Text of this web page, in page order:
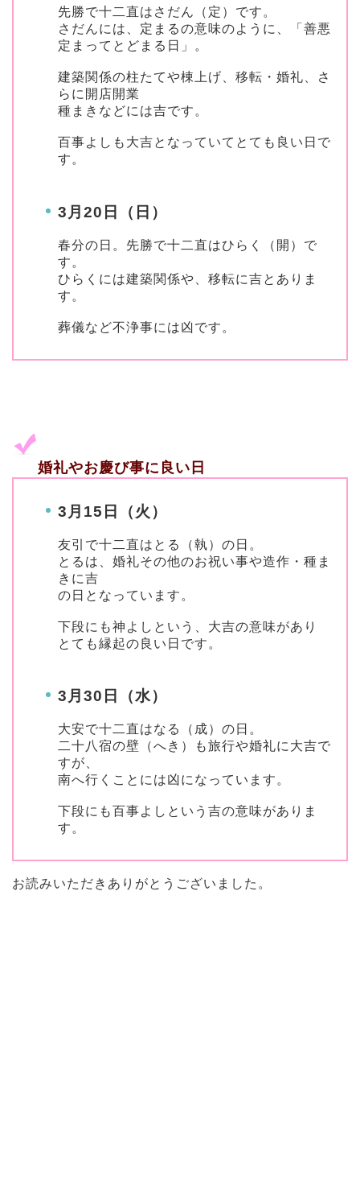
先勝で十二直はさだん（定）です。
さだんには、定まるの意味のように、「善悪
定まってとどまる日」。
建築関係の柱たてや棟上げ、移転・婚礼、さ
らに開店開業
種まきなどには吉です。
百事よしも大吉となっていてとても良い日で
す。
3月20日（日）
春分の日。先勝で十二直はひらく（開）で
す。
ひらくには建築関係や、移転に吉とありま
す。
葬儀など不浄事には凶です。
婚礼やお慶び事に良い日
3月15日（火）
友引で十二直はとる（執）の日。
とるは、婚礼その他のお祝い事や造作・種ま
きに吉
の日となっています。
下段にも神よしという、大吉の意味があり
とても縁起の良い日です。
3月30日（水）
大安で十二直はなる（成）の日。
二十八宿の壁（へき）も旅行や婚礼に大吉で
すが、
南へ行くことには凶になっています。
下段にも百事よしという吉の意味がありま
す。
お読みいただきありがとうございました。